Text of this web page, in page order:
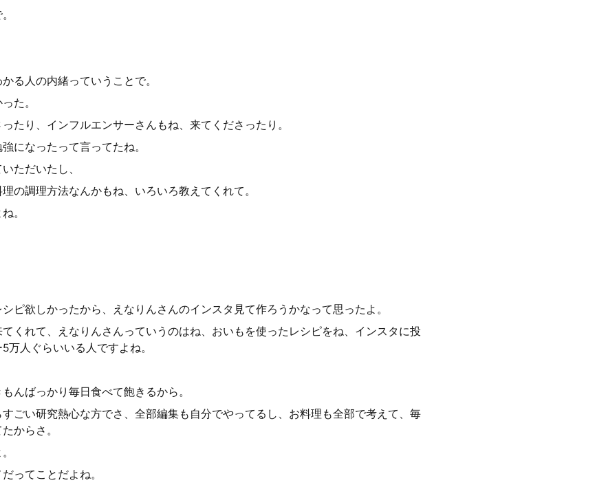
る人の内緒っていうことで。
た。
たり、インフルエンサーさんもね、来てくださったり。
になったって言ってたね。
ただいたし、
の調理方法なんかもね、いろいろ教えてくれて。
。
ピ欲しかったから、えなりんさんのインスタ見て作ろうかなって思ったよ。
くれて、えなりんさんっていうのはね、おいもを使ったレシピをね、インスタに投
万人ぐらいいる人ですよね。
んばっかり毎日食べて飽きるから。
ごい研究熱心な方でさ、全部編集も自分でやってるし、お料理も全部で考えて、毎
からさ。
ってことだよね。